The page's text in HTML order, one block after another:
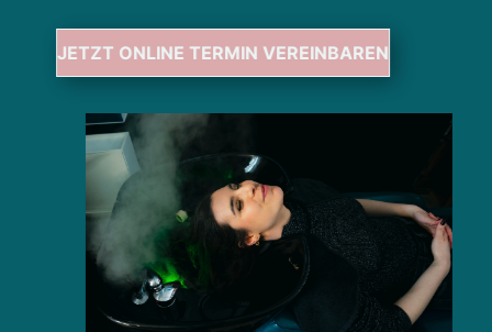
JETZT ONLINE TERMIN VEREINBAREN